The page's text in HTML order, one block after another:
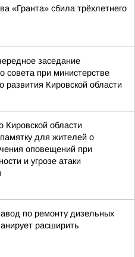
«Гранта» сбила трёхлетнего
заседание
совета при министерстве
развития Кировской области
Кировской области
для жителей о
оповещений при
и угрозе атаки
по ремонту дизельных
расширить